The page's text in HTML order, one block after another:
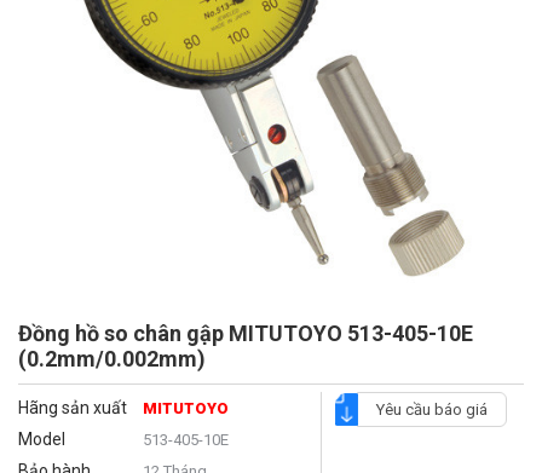
Đồng hồ so chân gập MITUTOYO 513-405-10E
(0.2mm/0.002mm)
Hãng sản xuất MITUTOYO
Model 513-405-10E
Yêu cầu báo giá